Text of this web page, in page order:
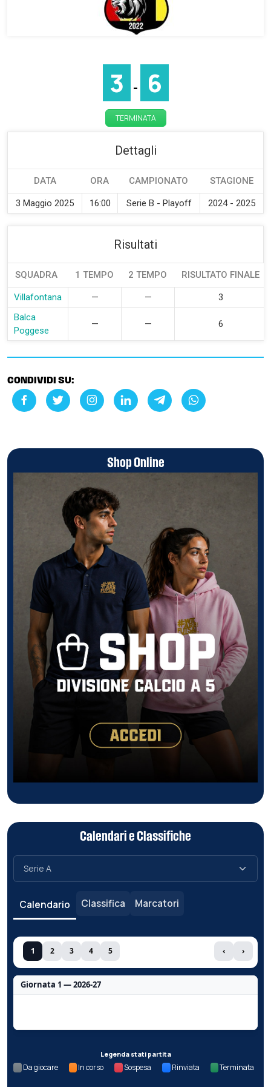
3 - 6
TERMINATA
Dettagli
DATA ORA CAMPIONATO STAGIONE
3 Maggio 2025 16:00 Serie B - Playoff 2024 - 2025
Risultati
SQUADRA 1 TEMPO 2 TEMPO RISULTATO FINALE
Villafontana — —
3
Balca
Poggese
— — 6
CONDIVIDI SU:
Shop Online
Calendari e Classifiche
Calendario Classifica Marcatori
1 2 3 4 5 ‹ ›
Giornata 1 — 2026-27
Legenda stati partita
Da giocare In corso Sospesa Rinviata Terminata